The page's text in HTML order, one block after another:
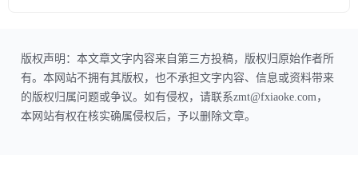
版权声明：本文章文字内容来自第三方投稿，版权归原始作者所
有。本网站不拥有其版权，也不承担文字内容、信息或资料带来
的版权归属问题或争议。如有侵权，请联系zmt@fxiaoke.com，
本网站有权在核实确属侵权后，予以删除文章。